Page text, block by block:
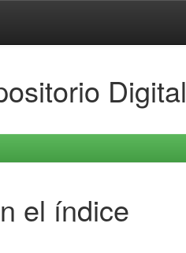
Digital
el índice